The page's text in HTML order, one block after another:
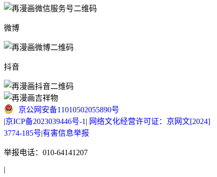
微博
抖音
京公网安备11010502055890号
|京ICP备2023039446号-1 | 网络文化经营许可证：京网文[2024]
3774-185号|有害信息举报
举报电话：010-64141207
|